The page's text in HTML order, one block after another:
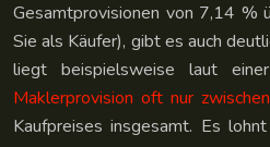
Gesamtprovisionen von 7,14 %
Sie als Käufer), gibt es auch
liegt beispielsweise laut
Maklerprovision oft nur
Kaufpreises insgesamt. Es